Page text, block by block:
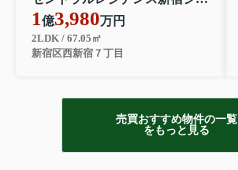
1億3,980万円
2LDK / 67.05㎡
新宿区西新宿７丁目
売買おすすめ物件の一覧
をもっと見る